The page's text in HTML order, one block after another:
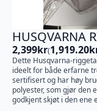
HUSQVARNA
2,399kr(1,919.20
Dette Husqvarna-
ideelt for både erfarne
sertifisert og har høy
polyester, som gjør den
godkjent skjøt i den ene